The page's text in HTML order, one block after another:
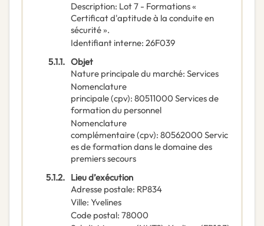
Description: Lot 7 - Formations «
Certificat d'aptitude à la conduite en
sécurité ».
Identifiant interne: 26F039
5.1.1. Objet
Nature principale du marché: Services
Nomenclature
principale(cpv): 80511000 Services de
formation du personnel
Nomenclature
complémentaire(cpv): 80562000 Servic
es de formation dans le domaine des
premiers secours
5.1.2. Lieu d’exécution
Adresse postale: RP834
Ville: Yvelines
Code postal: 78000